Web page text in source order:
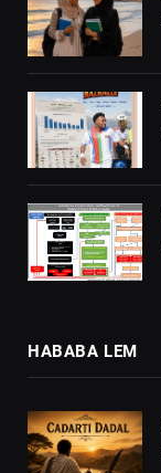
HABABA LEM